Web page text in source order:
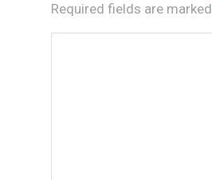
Required fields are marked